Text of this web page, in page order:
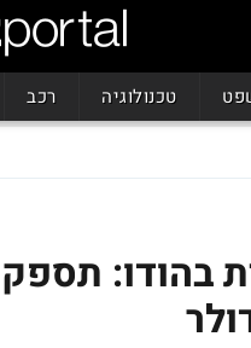
טכנולוגיה רכב
בהודו: